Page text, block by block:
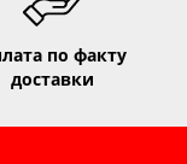
по факту
доставки